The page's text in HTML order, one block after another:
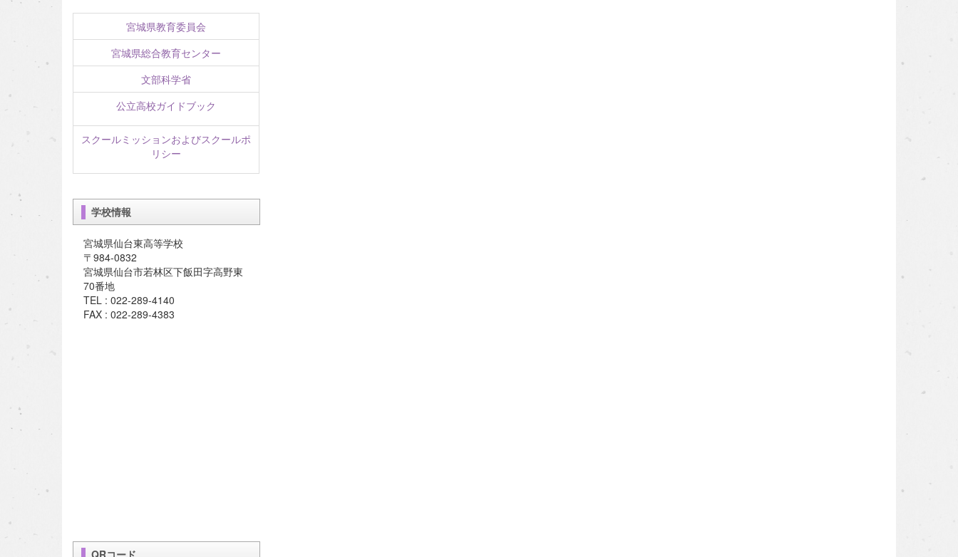
宮城県教育委員会
宮城県総合教育センター
文部科学省
公立高校ガイドブック
スクールミッションおよびスクールポ
リシー
学校情報
宮城県仙台東高等学校
〒984-0832
宮城県仙台市若林区下飯田字高野東
70番地
TEL : 022-289-4140
FAX : 022-289-4383
QRコード